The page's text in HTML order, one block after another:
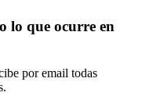
lo que ocurre en
por email todas